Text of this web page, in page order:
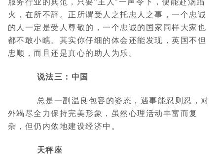
火，在所不辞。正所谓受人之托忠人之事，一个忠诚
的人一定是受人尊敬的，一个忠诚的国家同样大家也
都不敢小瞧。其实你仔细的体会还能发现，英国不但
忠顺，而且还是真心的助人为乐。
说法三：中国
总是一副温良包容的姿态，遇事能忍则忍，对
外竭尽全力保持完美形象，虽然心理活动丰富而复
杂，但仍内敛地建设经济中。
天秤座